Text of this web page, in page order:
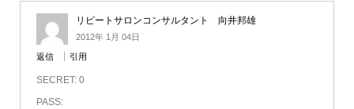
リピートサロンコンサルタント 向井邦雄
2012年 1月 04日
返信 引用
SECRET: 0
PASS: